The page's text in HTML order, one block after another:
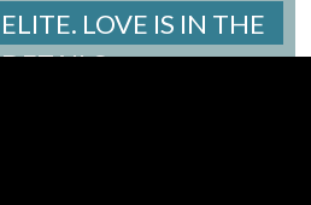
ELITE. LOVE IS IN THE
DETAILS.